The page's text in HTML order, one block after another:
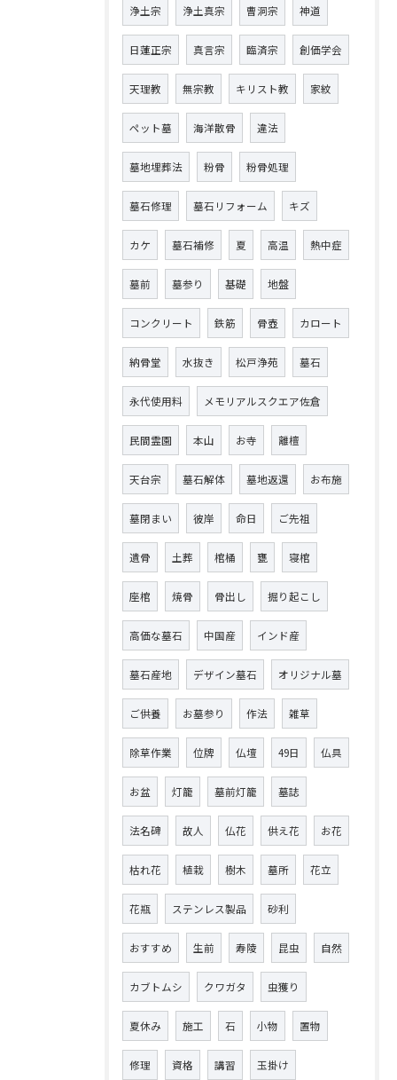
浄土宗 浄土真宗 曹洞宗 神道
日蓮正宗 真言宗 臨済宗 創価学会
天理教 無宗教 キリスト教 家紋
ペット墓 海洋散骨 違法
墓地埋葬法 粉骨 粉骨処理
墓石修理 墓石リフォーム キズ
カケ 墓石補修 夏 高温 熱中症
墓前 墓参り 基礎 地盤
コンクリート 鉄筋 骨壺 カロート
納骨堂 水抜き 松戸浄苑 墓石
永代使用料 メモリアルスクエア佐倉
民間霊園 本山 お寺 離檀
天台宗 墓石解体 墓地返還 お布施
墓閉まい 彼岸 命日 ご先祖
遺骨 土葬 棺桶 甕 寝棺
座棺 焼骨 骨出し 掘り起こし
高価な墓石 中国産 インド産
墓石産地 デザイン墓石 オリジナル墓
ご供養 お墓参り 作法 雑草
除草作業 位牌 仏壇 49日 仏具
お盆 灯籠 墓前灯籠 墓誌
法名碑 故人 仏花 供え花 お花
枯れ花 植栽 樹木 墓所 花立
花瓶 ステンレス製品 砂利
おすすめ 生前 寿陵 昆虫 自然
カブトムシ クワガタ 虫獲り
夏休み 施工 石 小物 置物
修理 資格 講習 玉掛け